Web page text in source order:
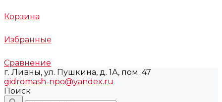
Корзина
Избранные
Сравнение
г. Ливны, ул. Пушкина, д. 1А, пом. 47
gidromash-npo@yandex.ru
Поиск